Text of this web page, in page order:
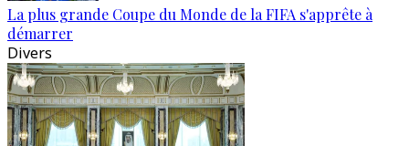
La plus grande Coupe du Monde de la FIFA s'apprête à
démarrer
Divers